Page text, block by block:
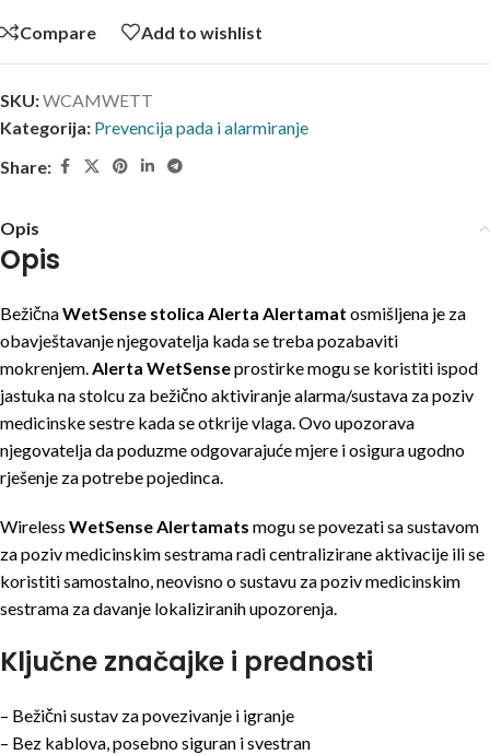
Compare Add to wishlist
SKU:WCAMWETT
Kategorija: Prevencija pada i alarmiranje
Share:
Opis
Opis
BežičnaWetSense stolica Alerta Alertamat osmišljena je za
obavještavanje njegovatelja kada se treba pozabaviti
mokrenjem.Alerta WetSenseprostirke mogu se koristiti ispod
jastuka na stolcu za bežično aktiviranje alarma/sustava za poziv
medicinske sestre kada se otkrije vlaga. Ovo upozorava
njegovatelja da poduzme odgovarajuće mjere i osigura ugodno
rješenje za potrebe pojedinca.
Wireless WetSense Alertamats mogu se povezati sa sustavom
za poziv medicinskim sestrama radi centralizirane aktivacije ili se
koristiti samostalno, neovisno o sustavu za poziv medicinskim
sestrama za davanje lokaliziranih upozorenja.
Ključne značajke i prednosti
– Bežični sustav za povezivanje i igranje
– Bez kablova, posebno siguran i svestran